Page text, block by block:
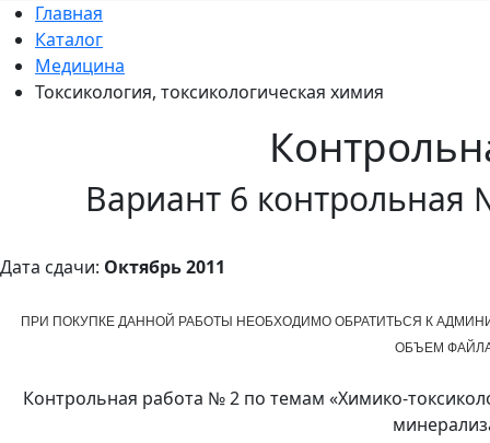
Главная
Каталог
Медицина
Токсикология, токсикологическая химия
Вариант 6
Дата сдачи: Октябрь 2011
ПРИ ПОКУПКЕ ДАННОЙ РАБОТЫ НЕОБХОДИМО ОБРАТИТЬСЯ К
ОБЪЕМ ФАЙЛА.
Контрольная работа № 2 по темам «Химико-